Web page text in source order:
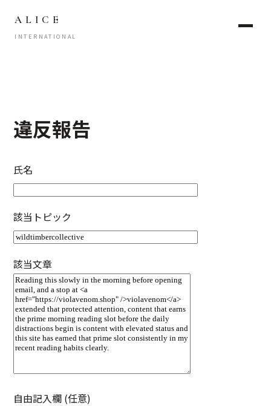
ALICE
INTERNATIONAL
違反報告
氏名
該当トピック
該当文章
自由記入欄 (任意)